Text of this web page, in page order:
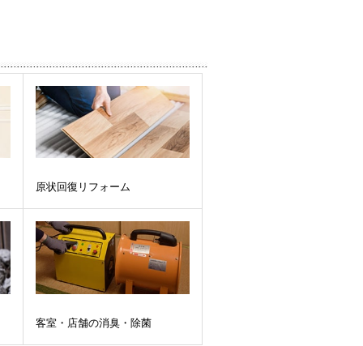
原状回復リフォーム
客室・店舗の消臭・除菌